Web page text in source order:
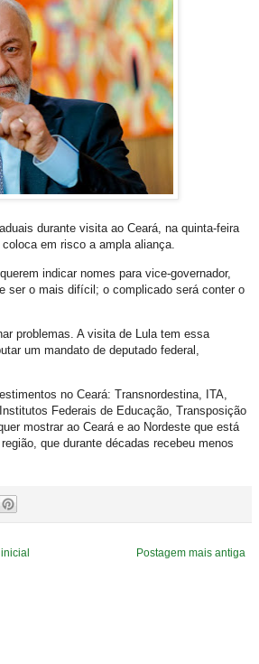
durante visita ao Ceará, na quinta-feira
em risco a ampla aliança.
indicar nomes para vice-governador,
ser o mais difícil; o complicado será conter o
problemas. A visita de Lula tem essa
um mandato de deputado federal,
no Ceará: Transnordestina, ITA,
Federais de Educação, Transposição
mostrar ao Ceará e ao Nordeste que está
que durante décadas recebeu menos
Postagem mais antiga